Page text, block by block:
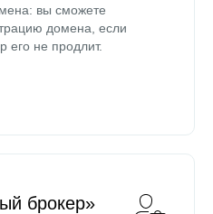
вы сможете
домена, если
его не продлит.
брокер»